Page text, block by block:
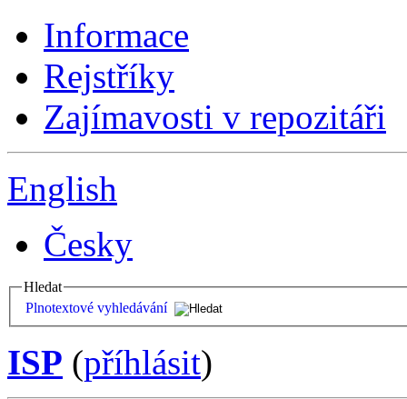
Informace
Rejstříky
Zajímavosti v repozitáři
English
Česky
Hledat
Plnotextové vyhledávání
ISP (příhlásit)